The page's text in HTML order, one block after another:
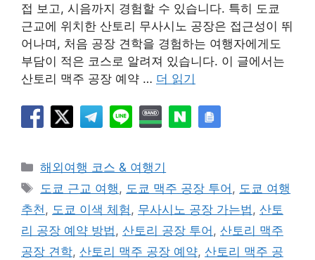
접 보고, 시음까지 경험할 수 있습니다. 특히 도쿄
근교에 위치한 산토리 무사시노 공장은 접근성이 뛰
어나며, 처음 공장 견학을 경험하는 여행자에게도
부담이 적은 코스로 알려져 있습니다. 이 글에서는
산토리 맥주 공장 예약 … 더 읽기
카
테
리
해외여행 코스 & 여행기
태
그
도쿄 근교 여행, 도쿄 맥주 공장 투어 , 도쿄 여행
추천, 도쿄 이색 체험, 무사시노 공장 가는법, 산토
리 공장 예약 방법, 산토리 공장 투어 , 산토리 맥주
공장 견학, 산토리 맥주 공장 예약, 산토리 맥주 공